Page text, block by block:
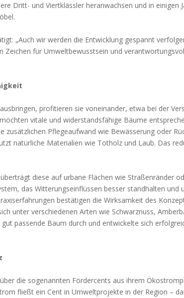
Dritt- und Viert­kläss­ler her­an­wach­sen und in eini­gen
„Auch wir wer­den die Ent­wick­lung gespannt
Zei­chen für Umwelt­be­wusst­sein und
pro­fi­tie­ren sie von­ein­an­der, etwa bei der
vita­le und wider­stands­fä­hi­ge Bäu­me
zusätz­li­chen Pfle­ge­auf­wand wie Bewäs­se­rung oder
natür­li­che Mate­ria­li­en wie Tot­holz und Laub. Das
die­se auf urba­ne Flä­chen wie Stra­ßen­rän­der
das Wit­te­rungs­ein­flüs­sen bes­ser stand­hal­ten und
bestä­ti­gen die Wirk­sam­keit des
unter ver­schie­de­nen Arten wie Schwarz­nuss,
pas­sen­de Baum durch und ent­wi­ckel­te sich
die soge­nann­ten För­der­cents aus ihrem
fließt ein Cent in Umwelt­pro­jek­te in der Regi­on –